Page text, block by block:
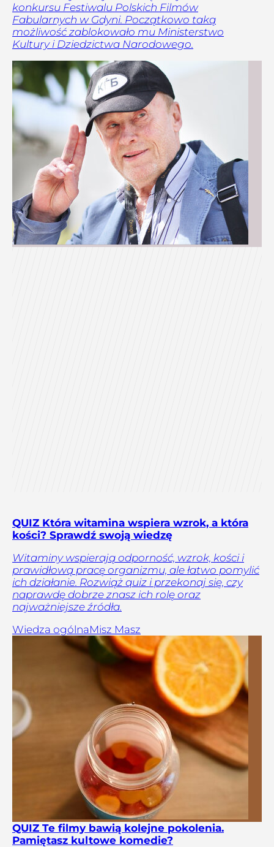
konkursu Festiwalu Polskich Filmów
Fabularnych w Gdyni. Początkowo taką
możliwość zablokowało mu Ministerstwo
Kultury i Dziedzictwa Narodowego.
QUIZ Która witamina wspiera wzrok, a która
kości? Sprawdź swoją wiedzę
Witaminy wspierają odporność, wzrok, kości i
prawidłową pracę organizmu, ale łatwo pomylić
ich działanie. Rozwiąż quiz i przekonaj się, czy
naprawdę dobrze znasz ich rolę oraz
najważniejsze źródła.
Wiedza ogólnaMisz Masz
QUIZ Te filmy bawią kolejne pokolenia.
Pamiętasz kultowe komedie?